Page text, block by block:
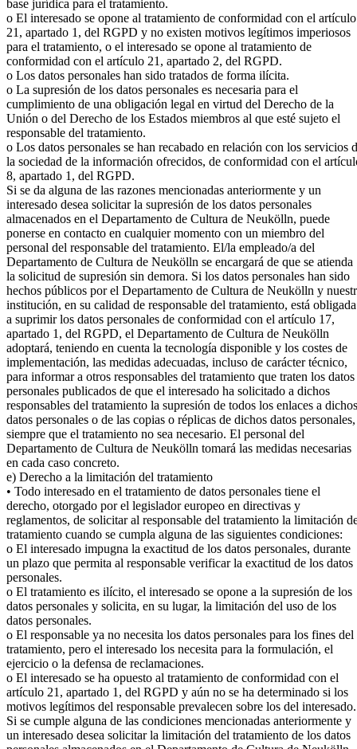
base jurídica para el tratamiento.
o El interesado se opone al tratamiento de conformidad con el artículo
21, apartado 1, del RGPD y no existen motivos legítimos imperiosos
para el tratamiento, o el interesado se opone al tratamiento de
conformidad con el artículo 21, apartado 2, del RGPD.
o Los datos personales han sido tratados de forma ilícita.
o La supresión de los datos personales es necesaria para el
cumplimiento de una obligación legal en virtud del Derecho de la
Unión o del Derecho de los Estados miembros al que esté sujeto el
responsable del tratamiento.
o Los datos personales se han recabado en relación con los servicios
la sociedad de la información ofrecidos, de conformidad con el
8, apartado 1, del RGPD.
Si se da alguna de las razones mencionadas anteriormente y un
interesado desea solicitar la supresión de los datos personales
almacenados en el Departamento de Cultura de Neukölln, puede
ponerse en contacto en cualquier momento con un miembro del
personal del responsable del tratamiento. El/la empleado/a del
Departamento de Cultura de Neukölln se encargará de que se atienda
la solicitud de supresión sin demora. Si los datos personales han sido
hechos públicos por el Departamento de Cultura de Neukölln y
institución, en su calidad de responsable del tratamiento, está obligada
a suprimir los datos personales de conformidad con el artículo 17,
apartado 1, del RGPD, el Departamento de Cultura de Neukölln
adoptará, teniendo en cuenta la tecnología disponible y los costes de
implementación, las medidas adecuadas, incluso de carácter técnico,
para informar a otros responsables del tratamiento que traten los datos
personales publicados de que el interesado ha solicitado a dichos
responsables del tratamiento la supresión de todos los enlaces a dichos
datos personales o de las copias o réplicas de dichos datos personales,
siempre que el tratamiento no sea necesario. El personal del
Departamento de Cultura de Neukölln tomará las medidas necesarias
en cada caso concreto.
e) Derecho a la limitación del tratamiento
• Todo interesado en el tratamiento de datos personales tiene el
derecho, otorgado por el legislador europeo en directivas y
reglamentos, de solicitar al responsable del tratamiento la limitación
tratamiento cuando se cumpla alguna de las siguientes condiciones:
o El interesado impugna la exactitud de los datos personales, durante
un plazo que permita al responsable verificar la exactitud de los datos
personales.
o El tratamiento es ilícito, el interesado se opone a la supresión de los
datos personales y solicita, en su lugar, la limitación del uso de los
datos personales.
o El responsable ya no necesita los datos personales para los fines del
tratamiento, pero el interesado los necesita para la formulación, el
ejercicio o la defensa de reclamaciones.
o El interesado se ha opuesto al tratamiento de conformidad con el
artículo 21, apartado 1, del RGPD y aún no se ha determinado si los
motivos legítimos del responsable prevalecen sobre los del interesado.
Si se cumple alguna de las condiciones mencionadas anteriormente y
un interesado desea solicitar la limitación del tratamiento de los datos